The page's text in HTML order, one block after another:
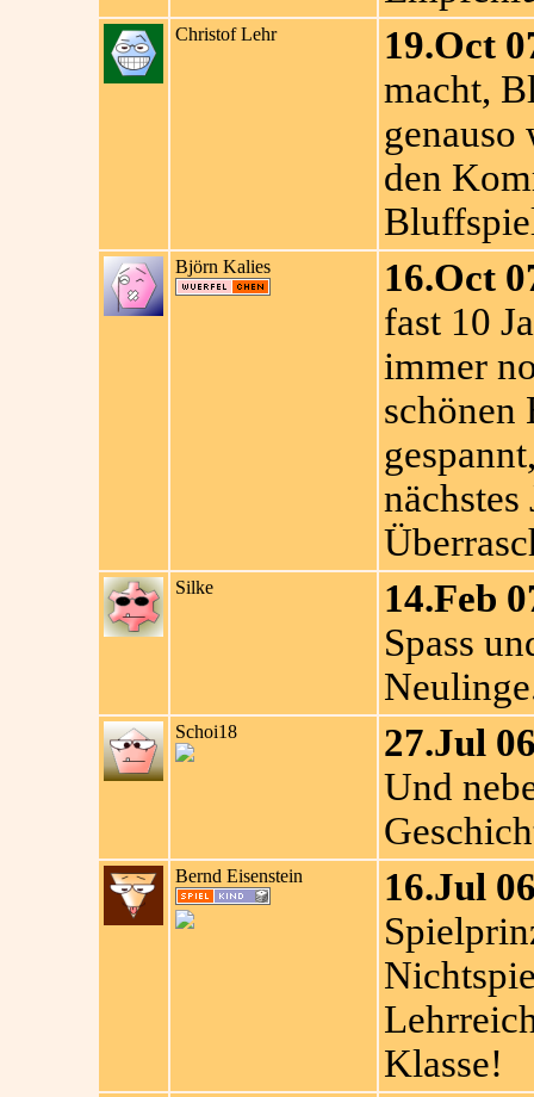
Christof Lehr
19.Oct
macht,
den
Björn Kalies
16.Oct
fast 10
immer
schönen
Silke
14.Feb
Spass
Schoi18
27.Jul
Und
Bernd Eisenstein
16.Jul
Klasse!